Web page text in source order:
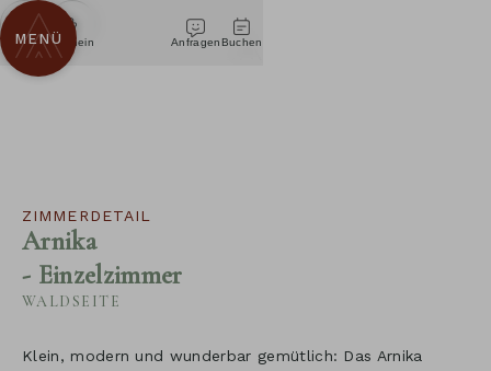
INHALT
SPRINGEN
FAMILIENURLAUB
WELLNESS & SPA
SPA
WELLNESSANWENDUNGEN
MILCHWELL
&
REGION
WINTER
AUSFLÜGE & EVENTS
KULINARIK
GENUSS
VERWÖHNPENSION
RESTAURANTS
SUBMENÜ
ÖFFNEN:
HOTEL
&
HOTEL & TRADITION ÜBERSICHTSSEITE
GASTGEBER & TEAM
IMPRESSIONEN
WISSENSWERTES & FAQ
MENÜ
TelefonGutschein AnfragenBuchen
ZIMMERDETAIL
Arnika
- Einzelzimmer
WALDSEITE
Klein, modern und wunderbar gemütlich: Das Arnika